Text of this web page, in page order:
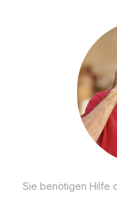
Sie benötigen Hilfe